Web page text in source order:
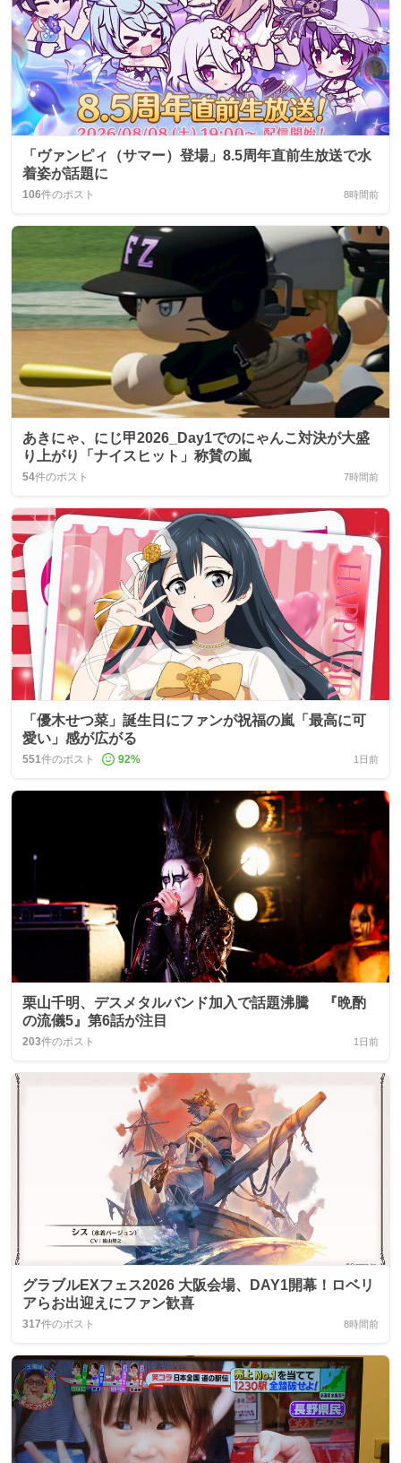
「ヴァンピィ（サマー）登場」8.5周年直前生放送で水
着姿が話題に
106件のポスト 8時間前
あきにゃ、にじ甲2026_Day1でのにゃんこ対決が大盛
り上がり「ナイスヒット」称賛の嵐
54件のポスト 7時間前
「優木せつ菜」誕生日にファンが祝福の嵐「最高に可
愛い」感が広がる
551件のポスト 92% 1日前
栗山千明、デスメタルバンド加入で話題沸騰 『晩酌
の流儀5』第6話が注目
203件のポスト 1日前
グラブルEXフェス2026 大阪会場、DAY1開幕！ロベリ
アらお出迎えにファン歓喜
317件のポスト 8時間前